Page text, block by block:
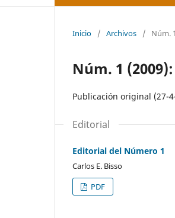
Inicio / Archivos / Núm.
Núm. 1
Publicación original (27-
Editorial
Editorial del Número 1
Carlos E. Bisso
PDF